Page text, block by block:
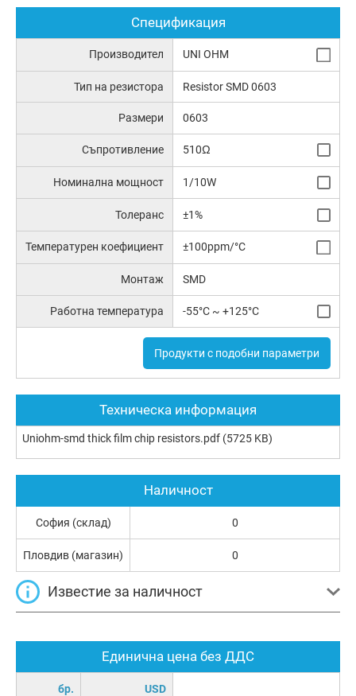
Спецификация
Производител UNI OHM
Тип на резистора Resistor SMD 0603
Размери 0603
Съпротивление 510Ω
Номинална мощност 1/10W
Толеранс ±1%
Температурен коефициент ±100ppm/°C
Монтаж SMD
Работна температура -55°C ~ +125°C
Продукти с подобни параметри
Техническа информация
Uniohm-smd thick film chip resistors.pdf (5725 KB)
Единична цена без ДДС
бр. USD
Наличност
София (склад) 0
Пловдив (магазин) 0
Известие за наличност